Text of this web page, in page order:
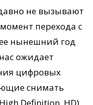
не вызывают
перехода с
нынешний год
ожидает
цифровых
снимать